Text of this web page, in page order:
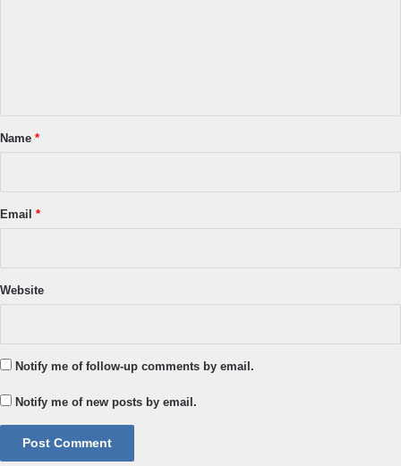
*Name *
Email *
Website
Notify me of follow-up comments by email.
Notify me of new posts by email.